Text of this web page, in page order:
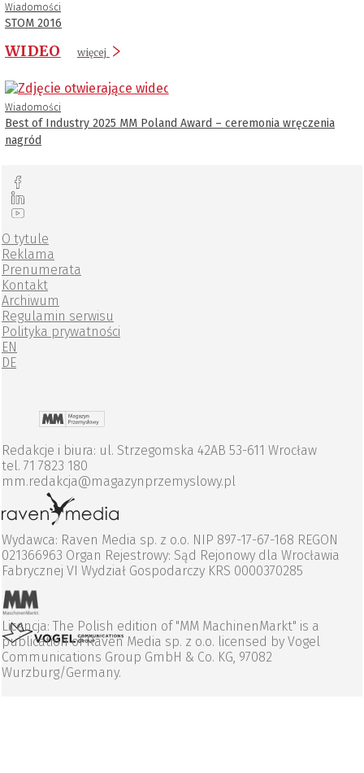
Wiadomości
STOM 2016
WIDEO więcej
Wiadomości
Best of Industry 2025 MM Poland Award – ceremonia wręczenia
nagród
O tytule
Reklama
Prenumerata
Kontakt
Archiwum
Regulamin serwisu
Polityka prywatności
EN
DE
Redakcje i biura: ul. Strzegomska 42AB 53-611 Wrocław
tel. 71 7823 180
mm.redakcja@magazynprzemyslowy.pl
Wydawca: Raven Media sp. z o.o. NIP 897-17-67-168 REGON
021366963 Organ Rejestrowy: Sąd Rejonowy dla Wrocławia
Fabrycznej VI Wydział Gospodarczy KRS 0000370285
Licencja: The Polish edition of "MM MachinenMarkt" is a
publication of Raven Media sp. z o.o. licensed by Vogel
Communications Group GmbH & Co. KG, 97082
Wurzburg/Germany.